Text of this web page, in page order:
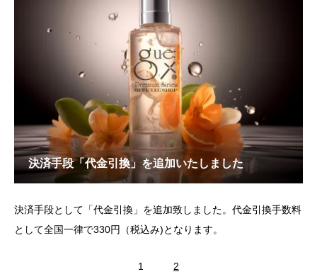
ました。各地域への送料は下記となります。ご理解のほど宜しく
お願いいた
決済手段「代金引換」を追加いたしました
決済手段として「代金引換」を追加致しました。代金引換手数料
として全国一律で330円（税込み)となります。
1 2